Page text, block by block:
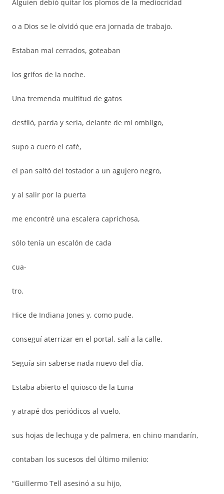
Alguien debió quitar los plomos de la mediocridad
o a Dios se le olvidó que era jornada de trabajo.
Estaban mal cerrados, goteaban
los grifos de la noche.
Una tremenda multitud de gatos
desfiló, parda y seria, delante de mi ombligo,
supo a cuero el café,
el pan saltó del tostador a un agujero negro,
y al salir por la puerta
me encontré una escalera caprichosa,
sólo tenía un escalón de cada
cua-
tro.
Hice de Indiana Jones y, como pude,
conseguí aterrizar en el portal, salí a la calle.
Seguía sin saberse nada nuevo del día.
Estaba abierto el quiosco de la Luna
y atrapé dos periódicos al vuelo,
sus hojas de lechuga y de palmera, en chino mandarín,
contaban los sucesos del último milenio:
“Guillermo Tell asesinó a su hijo,